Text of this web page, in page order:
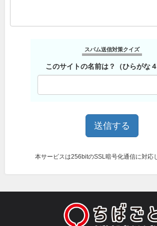
スパム送信対策クイズ
このサイトの名前は？（ひらがな４
本サービスは256bitのSSL暗号化通信に対応